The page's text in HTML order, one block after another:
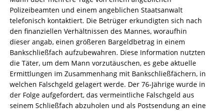
Polizeibeamten und einem angeblichen Staatsanwalt
telefonisch kontaktiert. Die Betrüger erkundigten sich nach
den finanziellen Verhältnissen des Mannes, woraufhin
dieser angab, einen größeren Bargeldbetrag in einem
Bankschließfach aufzubewahren. Diese Information nutzten
die Täter, um dem Mann vorzutäuschen, es gebe aktuelle
Ermittlungen im Zusammenhang mit Bankschließfächern, in
welchen Falschgeld gelagert werde. Der 76-Jährige wurde in
der Folge aufgefordert, das vermeintliche Falschgeld aus
seinem Schließfach abzuholen und als Postsendung an eine